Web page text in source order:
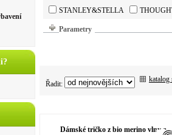
STANLEY&STELLA
Parametry
Řadit:
katalog
Dámské tričko z bio merino vlny a